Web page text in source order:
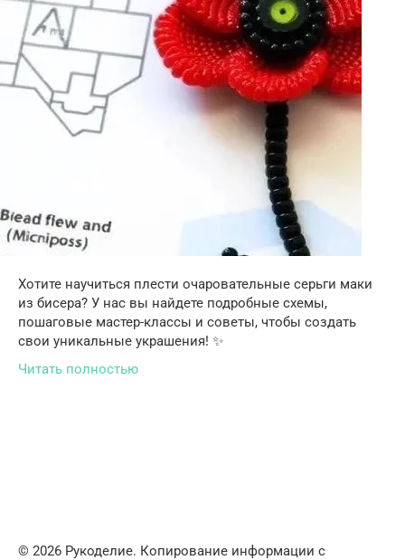
Хотите научиться плести очаровательные серьги маки
из бисера? У нас вы найдете подробные схемы,
пошаговые мастер-классы и советы, чтобы создать
свои уникальные украшения! ✨
Читать полностью
© 2026 Рукоделие. Копирование информации с